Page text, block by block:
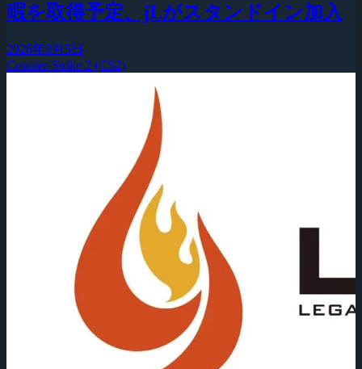
暇を取得予定、jLがスタンドイン加入
2026年8月5日
Counter-Strike 2 (CS2)